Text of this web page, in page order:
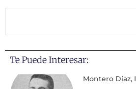
Te Puede Interesar:
Montero Díaz,